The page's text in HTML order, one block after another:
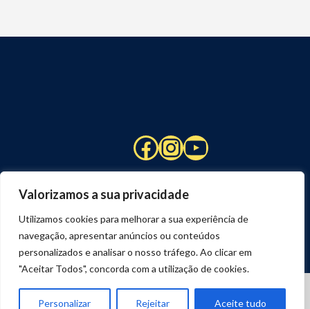
Valorizamos a sua privacidade
Utilizamos cookies para melhorar a sua experiência de
navegação, apresentar anúncios ou conteúdos
personalizados e analisar o nosso tráfego. Ao clicar em
"Aceitar Todos", concorda com a utilização de cookies.
Personalizar Rejeitar Aceite tudo
Facebook
Instagram
YouTube
DESENVOLVIDO POR
JOSEXAVIER.COM